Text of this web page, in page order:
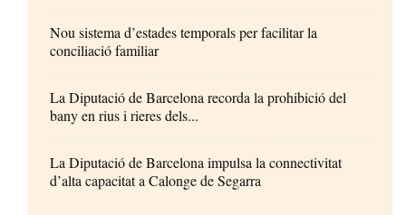
Nou sistema d’estades temporals per facilitar la
conciliació familiar
La Diputació de Barcelona recorda la prohibició del
bany en rius i rieres dels...
La Diputació de Barcelona impulsa la connectivitat
d’alta capacitat a Calonge de Segarra